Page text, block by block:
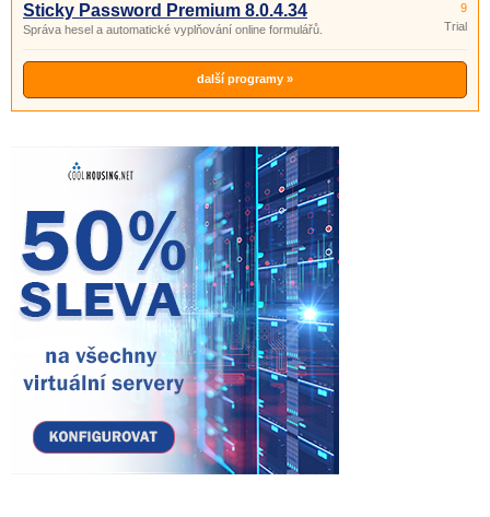
Sticky Password Premium 8.0.4.34
Správa hesel a automatické vyplňování online formulářů.
9
Trial
další programy »